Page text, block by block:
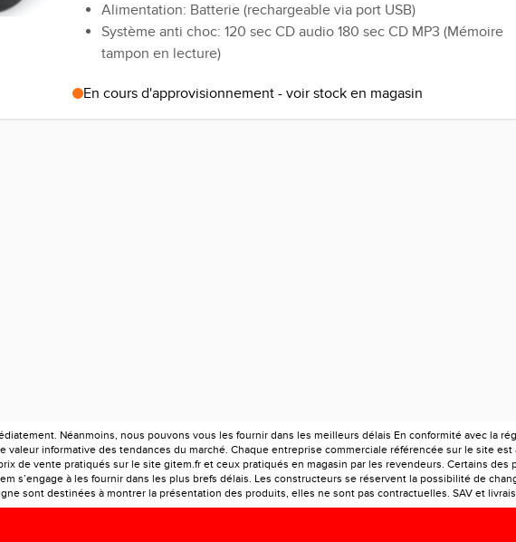
Alimentation: Batterie (rechargeable via port USB)
Système anti choc: 120 sec CD audio 180 sec CD MP3 (Mémoire
tampon en lecture)
En cours d'approvisionnement - voir stock en magasin
Néanmoins, nous pouvons vous les fournir dans les meilleurs délais En conformité avec la
informative des tendances du marché. Chaque entreprise commerciale référencée sur le site
de vente pratiqués sur le site gitem.fr et ceux pratiqués en magasin par les revendeurs. Certains
s’engage à les fournir dans les plus brefs délais. Les constructeurs se réservent la possibilité de
sont destinées à montrer la présentation des produits, elles ne sont pas contractuelles. SAV et